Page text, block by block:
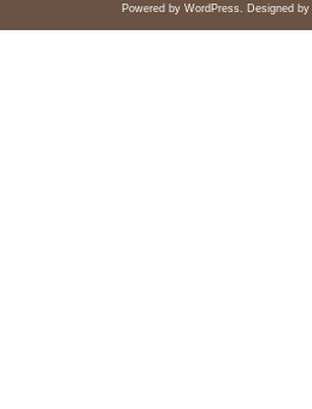
Powered by WordPress . Designed by